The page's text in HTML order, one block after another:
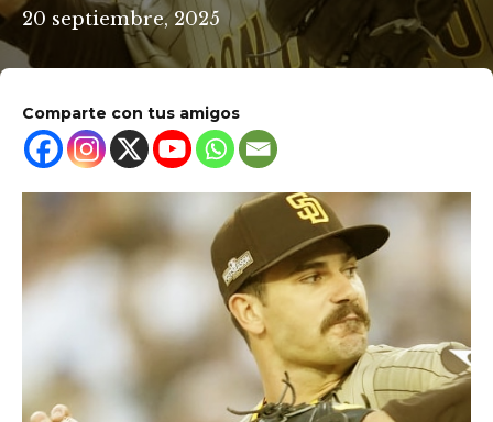
20 septiembre, 2025
Comparte con tus amigos